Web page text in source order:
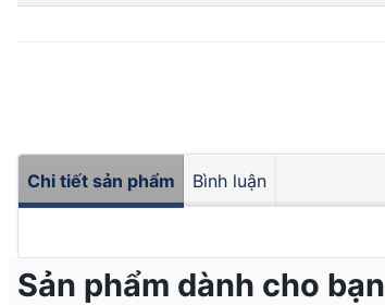
Chi tiết sản phẩm Bình luận
Sản phẩm dành cho bạn